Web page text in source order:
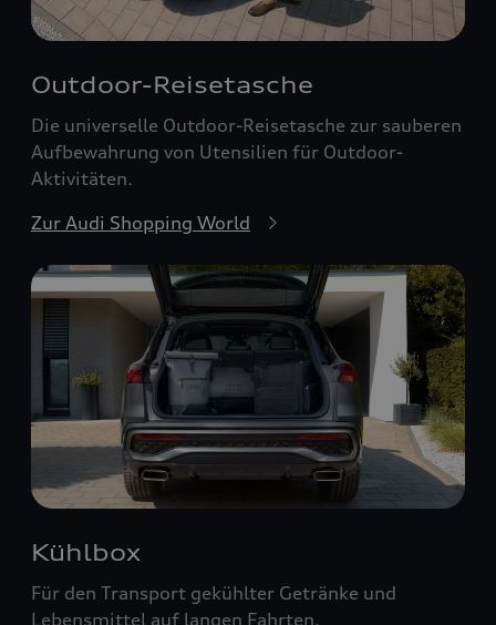
Outdoor-Reisetasche
Die universelle Outdoor-Reisetasche zur sauberen
Aufbewahrung von Utensilien für Outdoor-
Aktivitäten.
Zur Audi Shopping World
Kühlbox
Für den Transport gekühlter Getränke und
Lebensmittel auf langen Fahrten.